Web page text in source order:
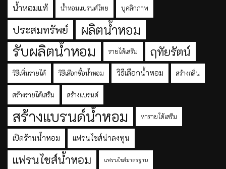
น้ำหอมแท้ น้ำหอมแบรนด์ไทย บุคลิกภาพ
ประสมทรัพย์ ผลิตน้ำหอม
รับผลิตน้ำหอม รายได้เสริม ฤทัยรัตน์
วิธีเพิ่มรายได้ วิธีเลือกซื้อน้ำหอม วิธีเลือกน้ำหอม สร้างกลิ่น
สร้างรายได้เสริม สร้างแบรนด์
สร้างแบรนด์น้ำหอม หารายได้เสริม
เปิดร้านน้ำหอม แฟรนไชส์น่าลงทุน
แฟรนไชส์น้ำหอม แฟรนไชส์มาตรฐาน